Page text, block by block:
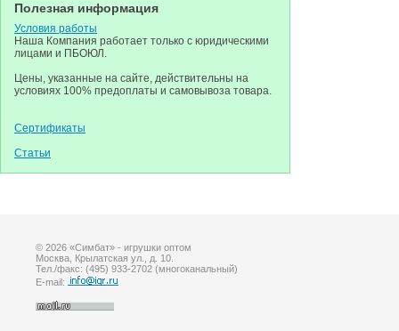
Полезная информация
Условия работы
Наша Компания работает только с юридическими
лицами и ПБОЮЛ.
Цены, указанные на сайте, действительны на
условиях 100% предоплаты и самовывоза товара.
Сертификаты
Статьи
© 2026 «Симбат» - игрушки оптом
Москва, Крылатская ул., д. 10.
Тел./факс: (495) 933-2702 (многоканальный)
E-mail: